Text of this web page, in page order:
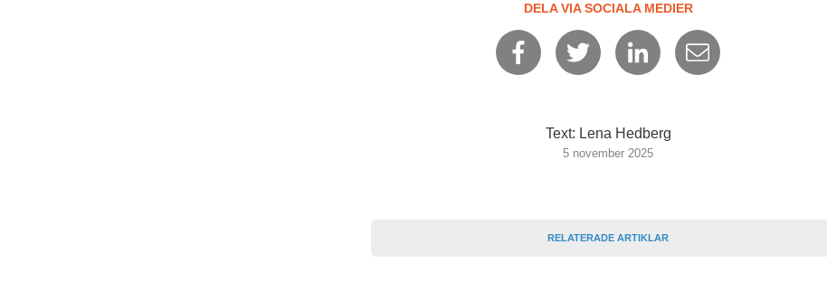
DELA VIA SOCIALA MEDIER
Text: Lena Hedberg
5 november 2025
RELATERADE ARTIKLAR